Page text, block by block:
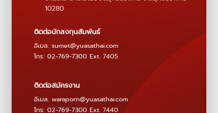
10280
ติดต่อนักลงทุนสัมพันธ์
อีเมล: sumet@yuasathai.com
โทร: 02-769-7300 Ext. 7405
ติดต่อสมัครงาน
อีเมล: waraporn@yuasathai.com
โทร: 02-769-7300 Ext. 7440